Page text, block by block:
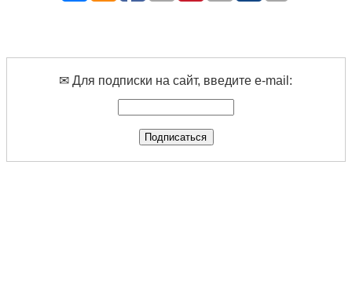
✉ Для подписки на сайт, введите e-mail: